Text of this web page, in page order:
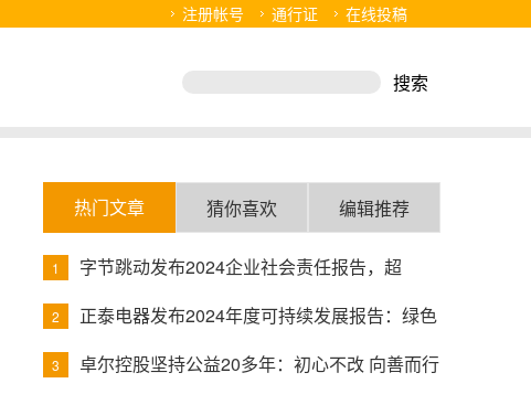
注册帐号 通行证 在线投稿
热门文章 猜你喜欢 编辑推荐
1
字节跳动发布2024企业社会责任报告，超
2
正泰电器发布2024年度可持续发展报告：绿色
3 卓尔控股坚持公益20多年：初心不改 向善而行